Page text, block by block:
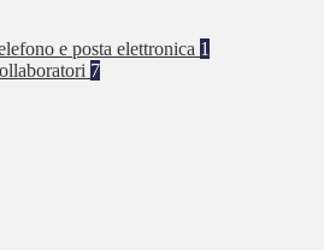
e posta elettronica 1
7